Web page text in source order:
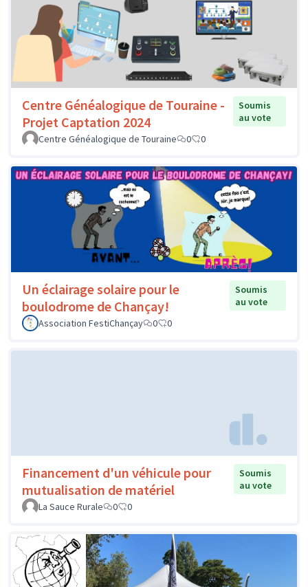
Centre Généalogique de Touraine -
Projet Captation 2024
Soumis
au vote
Centre Généalogique de Touraine
0 0
Un éclairage solaire pour le
boulodrome de Chançay!
Soumis
au vote
Association FestiChançay
0 0
Financement d'un véhicule pour
mutualisation de matériel
Soumis
au vote
La Sauce Rurale
0 0